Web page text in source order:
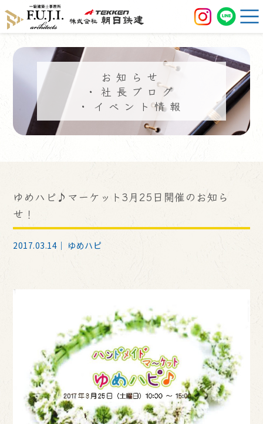
お知らせ
・社長ブログ
・イベント情報
ゆめハピ♪マーケット3月25日開催のお知ら
せ！
2017.03.14｜ ゆめハピ